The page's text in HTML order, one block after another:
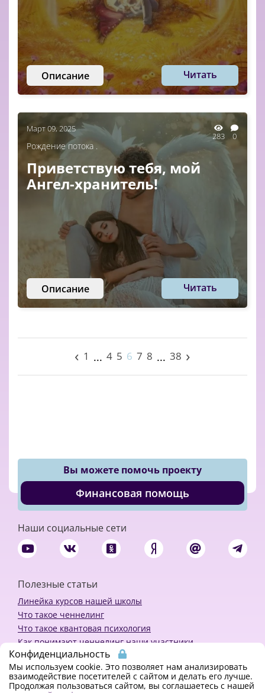
Описание Читать
Март 09, 2025
283 0
Рождение потока .
Приветствую тебя, мой
Ангел-хранитель!
Описание Читать
‹ 1 ... 4 5 6 7 8 ... 38 ›
Вы можете помочь проекту
Финансовая помощь
Наши социальные сети
Полезные статьи
Линейка курсов нашей школы
Что такое ченнелинг
Что такое квантовая психология
Как понимают ченнелинг наши участники
Политика конфиденциальности
Конфиденциальность
Мы используем cookie. Это позволяет нам анализировать
взаимодействие посетителей с сайтом и делать его лучше.
Продолжая пользоваться сайтом, вы соглашаетесь с нашей